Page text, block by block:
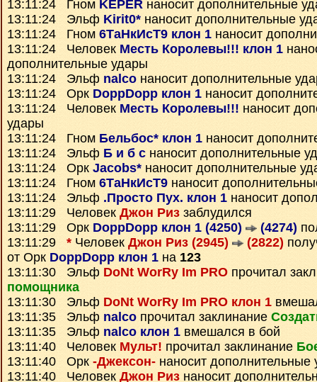
13:11:24 Гном KEPER наносит дополнительные
13:11:24 Эльф Kirit0* наносит дополнительные
13:11:24 Гном 6ТаНкИсТ9 клон 1 наносит
13:11:24 Человек Месть Королевы!!! клон 1
дополнительные удары
13:11:24 Эльф nalco наносит дополнительные
13:11:24 Орк DoppDopp клон 1 наносит
13:11:24 Человек Месть Королевы!!! наносит
удары
13:11:24 Гном Бельбос* клон 1 наносит
13:11:24 Эльф Б и б с наносит дополнительные
13:11:24 Орк Jacobs* наносит дополнительные
13:11:24 Гном 6ТаНкИсТ9 наносит
13:11:24 Эльф .Просто Пух. клон 1 наносит
13:11:29 Человек Джон Риз заблудился
13:11:29 Орк DoppDopp клон 1 (4250) (4274)
13:11:29 * Человек Джон Риз (2945) (2822)
от Орк DoppDopp клон 1 на 123
13:11:30 Эльф DoNt WorRy Im PRO прочитал
помощника
13:11:30 Эльф DoNt WorRy Im PRO клон 1
13:11:35 Эльф nalco прочитал заклинание
13:11:35 Эльф nalco клон 1 вмешался в бой
13:11:40 Человек Мульт! прочитал заклинание
13:11:40 Орк -Джексон- наносит дополнительные
13:11:40 Человек Джон Риз наносит